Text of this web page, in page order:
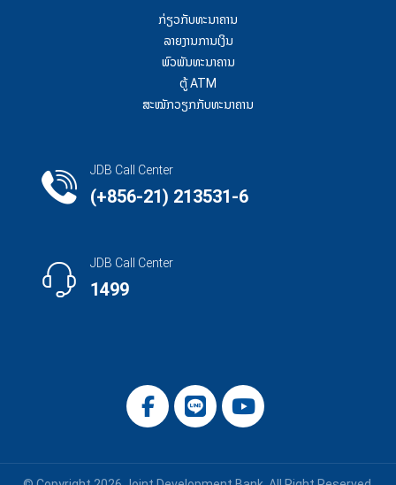
ກ່ຽວກັບທະນາຄານ
ລາຍງານການເງິນ
ພົວພັນທະນາຄານ
ຕູ້ ATM
ສະໝັກວຽກກັບທະນາຄານ
JDB Call Center
(+856-21) 213531-6
JDB Call Center
1499